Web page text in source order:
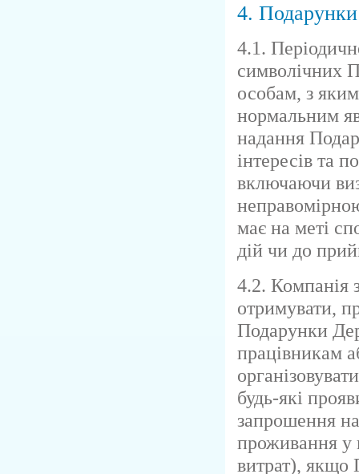
4. Подарунки
4.1.
символічних
особам, з
нормальним
надання
інтересів та
включаючи
має на меті
дій чи до
4.2. Компанія
отримувати,
Подарунки
працівникам
будь-які
запрошення
проживання у
витрат), якщо